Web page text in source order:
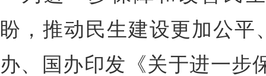
盼，推动民生建设更加公
办、国办印发《关于进一步